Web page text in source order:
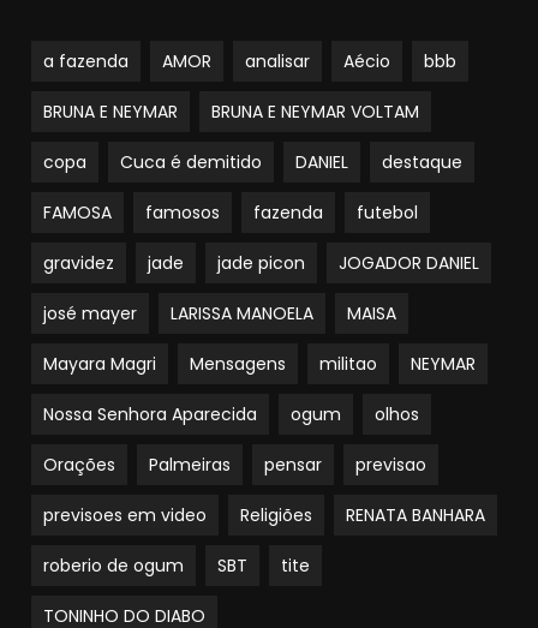
a fazenda AMOR analisar Aécio bbb
BRUNA E NEYMAR BRUNA E NEYMAR VOLTAM
copa Cuca é demitido DANIEL destaque
FAMOSA famosos fazenda futebol
gravidez jade jade picon JOGADOR DANIEL
josé mayer LARISSA MANOELA MAISA
Mayara Magri Mensagens militao NEYMAR
Nossa Senhora Aparecida ogum olhos
Orações Palmeiras pensar previsao
previsoes em video Religiões RENATA BANHARA
roberio de ogum SBT tite
TONINHO DO DIABO